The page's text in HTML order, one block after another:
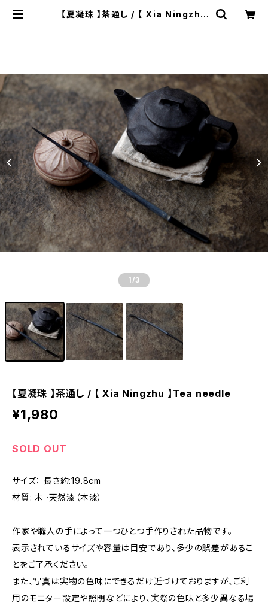
【夏凝珠 】茶通し / 【 Xia Ningzhu
1 /3
【夏凝珠 】茶通し / 【 Xia Ningzhu 】Tea needle
¥1,980
SOLD OUT
サイズ： 長さ約:19.8cm
材質: 木 ·天然漆（本漆）
作家や職人の手によって一つひとつ手作りされた品物です。
表示されているサイズや容量は目安であり、多少の誤差があるこ
とをご了承ください。
また、写真は実物の色味にできるだけ近づけておりますが、ご利
用のモニター設定や照明などにより、実際の色味と多少異なる場